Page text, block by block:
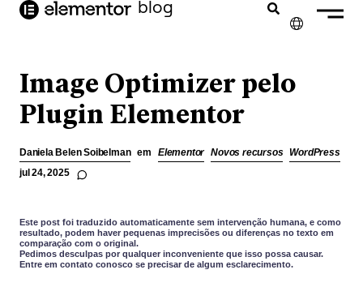
conteúdo
blog
ENGLISH
ITALIANO
Image Optimizer pelo
Plugin Elementor
Daniela Belen Soibelman em Elementor Novos recursos WordPress
jul 24, 2025
Este post foi traduzido automaticamente sem intervenção humana, e como
resultado, podem haver pequenas imprecisões ou diferenças no texto em
comparação com o original.
Pedimos desculpas por qualquer inconveniente que isso possa causar.
Entre em contato conosco se precisar de algum esclarecimento.